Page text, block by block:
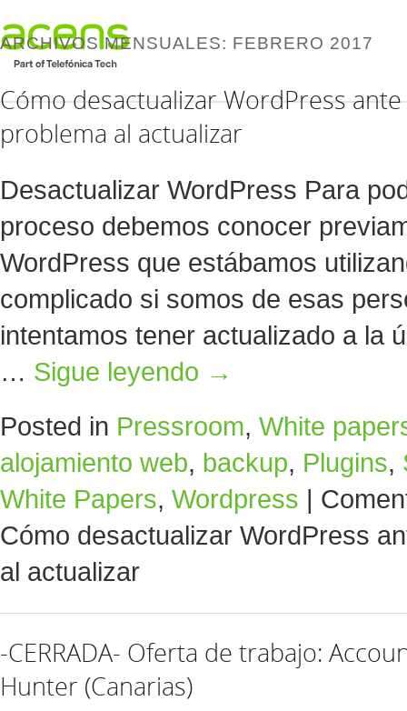
ARCHIVOS MENSUALES: FEBRERO 2017
Cómo desactualizar WordPress
problema al actualizar
Desactualizar WordPress Para
proceso debemos conocer
WordPress que estábamos
complicado si somos de esas
intentamos tener actualizado a la
… Sigue leyendo →
Posted in Pressroom, White
alojamiento web, backup, Plugins,
White Papers, Wordpress
Cómo desactualizar WordPress
al actualizar
-CERRADA- Oferta de trabajo:
Hunter (Canarias)